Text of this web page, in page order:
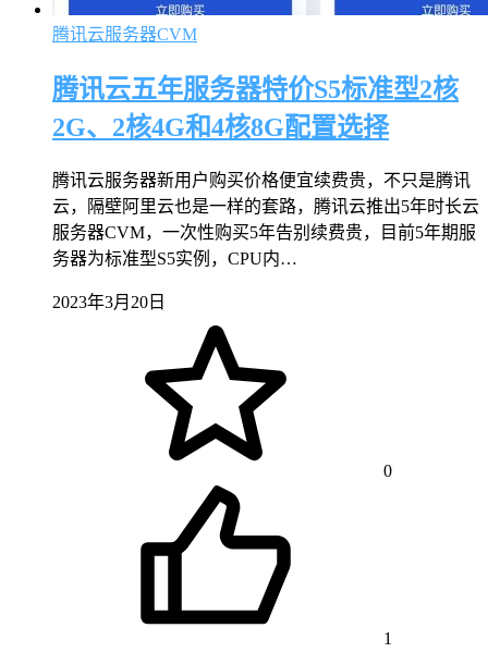
腾讯云服务器CVM
腾讯云五年服务器特价S5标准型2核
2G、2核4G和4核8G配置选择
腾讯云服务器新用户购买价格便宜续费贵，不只是腾讯
云，隔壁阿里云也是一样的套路，腾讯云推出5年时长云
服务器CVM，一次性购买5年告别续费贵，目前5年期服
务器为标准型S5实例，CPU内…
2023年3月20日
0
1